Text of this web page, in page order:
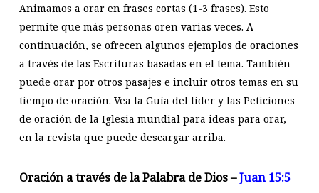
Animamos a orar en frases cortas (1-3 frases). Esto
permite que más personas oren varias veces. A
continuación, se ofrecen algunos ejemplos de oraciones
a través de las Escrituras basadas en el tema. También
puede orar por otros pasajes e incluir otros temas en su
tiempo de oración. Vea la Guía del líder y las Peticiones
de oración de la Iglesia mundial para ideas para orar,
en la revista que puede descargar arriba.
Oración a través de la Palabra de Dios –Juan 15:5